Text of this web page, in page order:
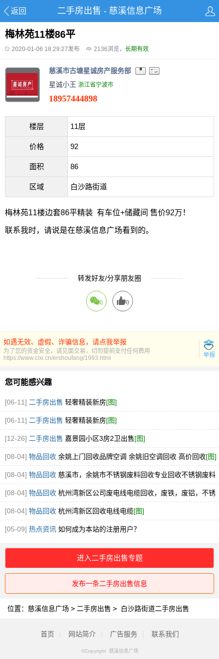
返回 二手房出售 - 慈溪信息广场
梅林苑11楼86平
2020-01-06 18:29:27发布 2136浏览， 长期有效
慈溪市古塘星诚房产服务部
星诚小王 浙江省宁波市
18957444898
楼层 11层
价格 92
面积 86
区域 白沙路街道
梅林苑11楼边套86平精装 有车位+储藏间 售价92万！
联系我时，请说是在慈溪信息广场看到的。
转发好友/分享朋友圈
0 0
如遇无效、虚假、诈骗信息，请点我举报
为了您的资金安全，请见面交易，切勿提前支付任何费用
举报
https://www.cixi.cn/ershoufang/1993.html
您可能感兴趣
[06-11] 二手房出售 轻奢精装新房[图]
[06-11] 二手房出售 轻奢精装新房[图]
[12-26] 二手房出售 嘉景园小区3房2卫出售[图]
[08-04] 物品回收 余姚上门回收品牌空调 余姚旧空调回收 高价回收[图]
[08-04] 物品回收 慈溪市，余姚市不锈钢废料回收专业回收不锈钢废料
304.316厂家直接收购[图]
[08-04] 物品回收 杭州湾新区公司废电线电缆回收，废铁，废铝，不锈
钢回收[图]
[08-04] 物品回收 杭州湾新区回收电线电缆[图]
[05-09] 热点资讯 如何成为本站的注册用户？
进入二手房出售专题
发布一条二手房出售信息
位置： 慈溪信息广场 > 二手房出售 > 白沙路街道二手房出售
首页 网站简介 广告服务 联系我们
©Copyright 慈溪信息广场